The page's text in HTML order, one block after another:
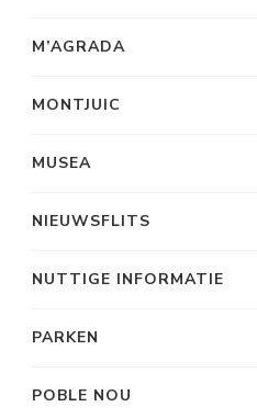
M’AGRADA
MONTJUIC
MUSEA
NIEUWSFLITS
NUTTIGE INFORMATIE
PARKEN
POBLE NOU